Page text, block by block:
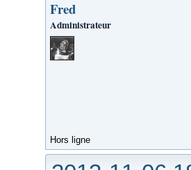
Fred
Administrateur
Hors ligne